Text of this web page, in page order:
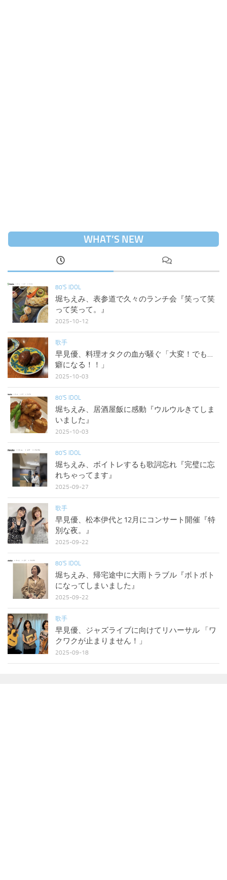
WHAT’S NEW
80'S IDOL
堀ちえみ、表参道で久々のランチ会『笑って笑
って笑って。』
2025-10-12
歌手
早見優、料理オタクの血が騒ぐ「大変！でも…
癖になる！！」
2025-10-03
80'S IDOL
堀ちえみ、居酒屋飯に感動『ウルウルきてしま
いました』
2025-10-03
80'S IDOL
堀ちえみ、ボイトレするも歌詞忘れ『完璧に忘
れちゃってます』
2025-09-27
歌手
早見優、松本伊代と12月にコンサート開催『特
別な夜。』
2025-09-22
80'S IDOL
堀ちえみ、帰宅途中に大雨トラブル『ボトボト
になってしまいました』
2025-09-22
歌手
早見優、ジャズライブに向けてリハーサル 「ワ
クワクが止まりません！」
2025-09-18